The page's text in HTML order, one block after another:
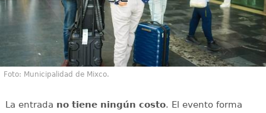
Foto: Municipalidad de Mixco.
La entrada no tiene ningún costo. El evento forma